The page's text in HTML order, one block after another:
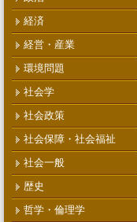
経済
経営・産業
環境問題
社会学
社会政策
社会保障・社会福祉
社会一般
歴史
哲学・倫理学